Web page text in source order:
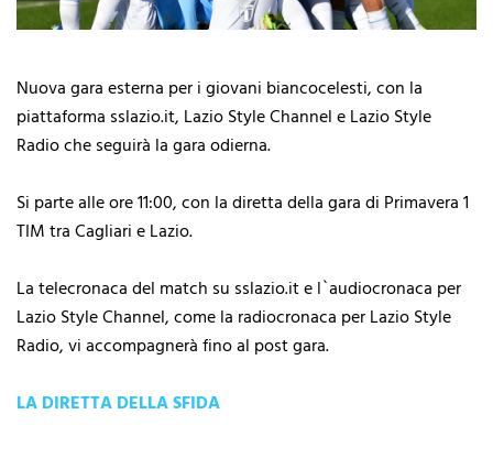
Nuova gara esterna per i giovani biancocelesti, con la
piattaforma sslazio.it, Lazio Style Channel e Lazio Style
Radio che seguirà la gara odierna.
Si parte alle ore 11:00, con la diretta della gara di Primavera 1
TIM tra Cagliari e Lazio.
La telecronaca del match su sslazio.it e l`audiocronaca per
Lazio Style Channel, come la radiocronaca per Lazio Style
Radio, vi accompagnerà fino al post gara.
LA DIRETTA DELLA SFIDA